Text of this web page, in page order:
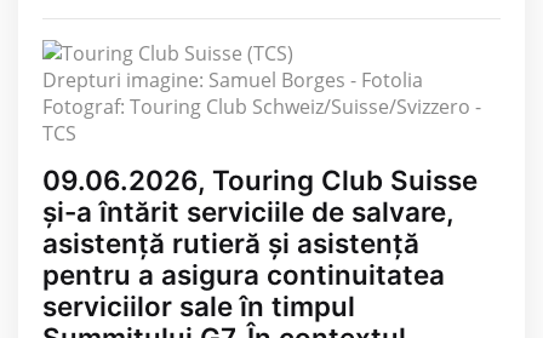
Drepturi imagine: Samuel Borges - Fotolia
Fotograf: Touring Club Schweiz/Suisse/Svizzero -
TCS
09.06.2026, Touring Club Suisse
și-a întărit serviciile de salvare,
asistență rutieră și asistență
pentru a asigura continuitatea
serviciilor sale în timpul